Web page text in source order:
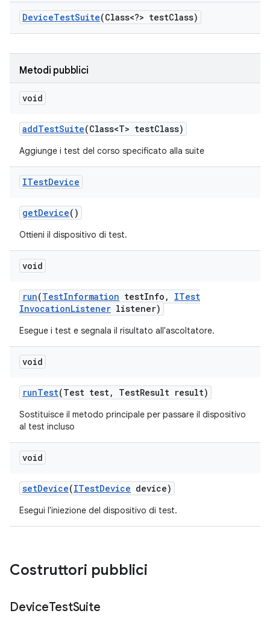
DeviceTestSuite(Class<?> testClass)
Metodi pubblici
void
addTestSuite(Class<T> testClass)
Aggiunge i test del corso specificato alla suite
ITestDevice
getDevice()
Ottieni il dispositivo di test.
void
run(TestInformation testInfo ,
ITest
InvocationListener listener)
Esegue i test e segnala il risultato all'ascoltatore.
void
runTest(Test test, TestResult result)
Sostituisce il metodo principale per passare il dispositivo
al test incluso
void
setDevice(ITestDevice device)
Esegui l'iniezione del dispositivo di test.
Costruttori pubblici
DeviceTestSuite